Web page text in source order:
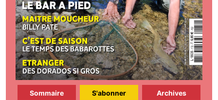
Sommaire S'abonner Archives